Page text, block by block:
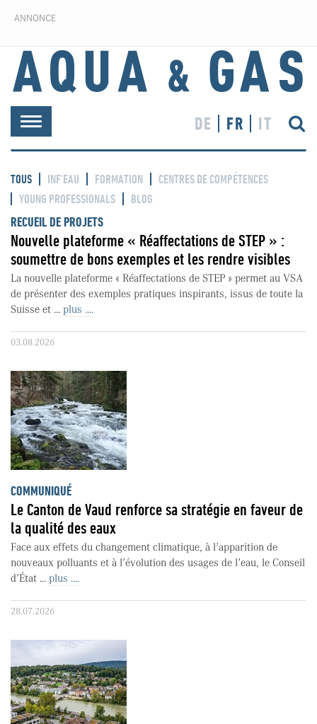
ANNONCE
Toggle
navigation
DE FR IT
TOUS INF'EAU FORMATION
CENTRES DE COMPÉTENCES
YOUNG PROFESSIONALS
BLOG
RECUEIL DE PROJETS
Nouvelle plateforme « Réaffectations de STEP » :
soumettre de bons exemples et les rendre visibles
La nouvelle plateforme « Réaffectations de STEP » permet au VSA
de présenter des exemples pratiques inspirants, issus de toute la
Suisse et ... plus ....
03.08.2026
COMMUNIQUÉ
Le Canton de Vaud renforce sa stratégie en faveur de
la qualité des eaux
Face aux effets du changement climatique, à l’apparition de
nouveaux polluants et à l’évolution des usages de l’eau, le Conseil
d’État ... plus ....
28.07.2026